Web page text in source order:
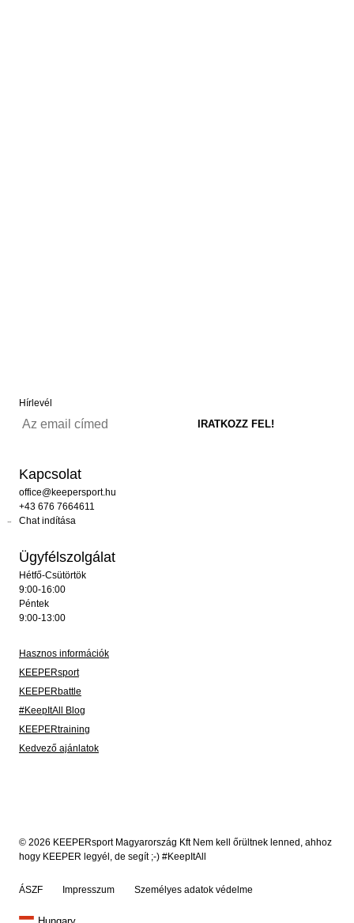
Hírlevél
Kapcsolat
office@keepersport.hu
+43 676 7664611
Chat indítása
Ügyfélszolgálat
Hétfő-Csütörtök
9:00-16:00
Péntek
9:00-13:00
Hasznos információk
KEEPERsport
KEEPERbattle
#KeepItAll Blog
KEEPERtraining
Kedvező ajánlatok
© 2026 KEEPERsport Magyarország Kft Nem kell őrültnek lenned, ahhoz
hogy KEEPER legyél, de segít ;-) #KeepItAll
ÁSZF Impresszum Személyes adatok védelme